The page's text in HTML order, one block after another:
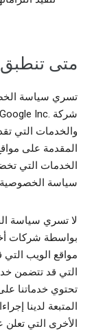
متى
تسري سياسة
المقدمة على
الخدمات التي
سياسة
لا تسري سياسة
بواسطة شركات
مواقع الويب
تحتوي خدماتنا
المتبعة لدينا
الأخرى التي